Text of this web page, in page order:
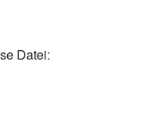
Datei: